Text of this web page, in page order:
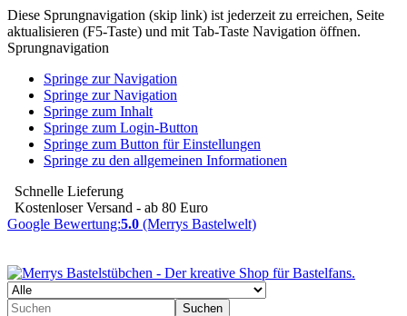
Diese Sprungnavigation (skip link) ist jederzeit zu erreichen, Seite
aktualisieren (F5-Taste) und mit Tab-Taste Navigation öffnen.
Sprungnavigation
Springe zur Navigation
Springe zur Navigation
Springe zum Inhalt
Springe zum Login-Button
Springe zum Button für Einstellungen
Springe zu den allgemeinen Informationen
Schnelle Lieferung
Kostenloser Versand - ab 80 Euro
Google Bewertung:5.0 (Merrys Bastelwelt)
Suchen